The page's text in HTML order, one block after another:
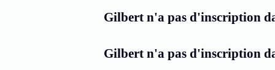
Gilbert n'a pas d'inscription
Gilbert n'a pas d'inscription